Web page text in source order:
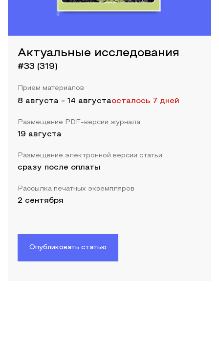
Актуальные исследования
#33 (319)
Прием материалов
8 августа - 14 августаосталось 7 дней
Размещение PDF-версии журнала
19 августа
Размещение электронной версии статьи
сразу после оплаты
Рассылка печатных экземпляров
2 сентября
Опубликовать статью